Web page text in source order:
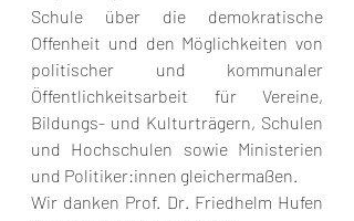
Schule über die demokratische
Offenheit und den Möglichkeiten von
politischer und kommunaler
Öffentlichkeitsarbeit für Vereine,
Bildungs- und Kulturträgern, Schulen
und Hochschulen sowie Ministerien
und Politiker:innen gleichermaßen.
Wir danken Prof. Dr. Friedhelm Hufen